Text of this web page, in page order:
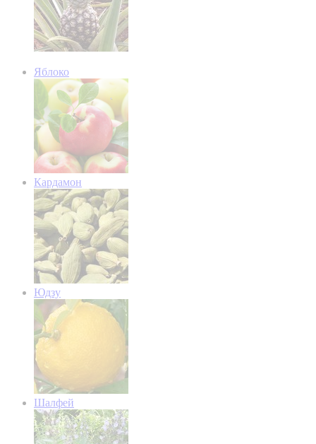
Яблоко
Кардамон
Юдзу
Шалфей